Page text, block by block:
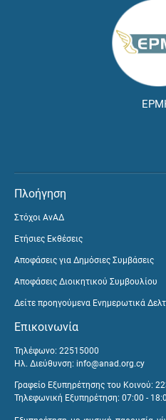
Πλοήγηση
Στόχοι ΑνΑΔ
Ετήσιες Εκθέσεις
Αποφάσεις για Δημόσιες Συμβάσεις
Αποφάσεις Διοικητικού Συμβουλίου
Δείτε προηγούμενα Ενημερωτικά
Επικοινωνία
Τηλέφωνο: 22515000
Ηλ. Διεύθυνση: info@anad.org.cy
Γραφείο Εξυπηρέτησης του Κοινού:
Τηλεφωνική Εξυπηρέτηση: 07:00 -